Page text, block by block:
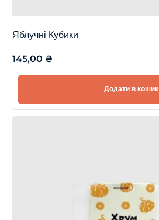
Яблучні Кубики
145,00 ₴
Додати в кошик